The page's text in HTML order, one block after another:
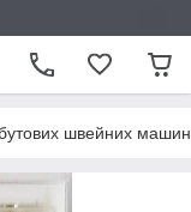
швейних машин